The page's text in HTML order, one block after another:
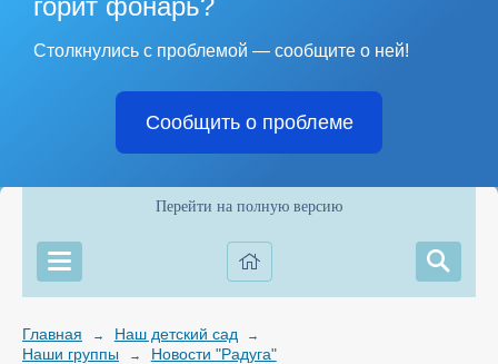
горит фонарь?
Столкнулись с проблемой — сообщите о ней!
Сообщить о проблеме
Перейти на полную версию
Главная → Наш детский сад →
Наши группы → Новости "Радуга"